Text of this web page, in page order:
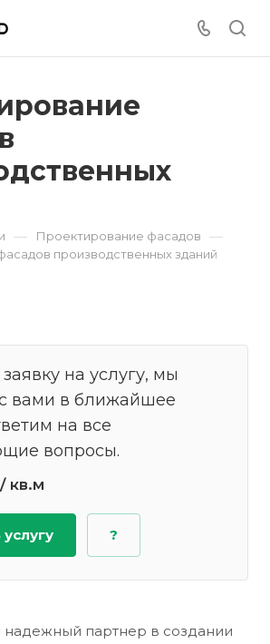
— Проектирование фасадов —
производственных зданий
на услугу, мы
вами в ближайшее
на все
вопросы.
/ кв.м
?
надежный партнер в создании